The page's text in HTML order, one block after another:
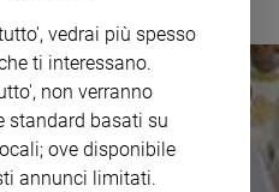
vedrai più spesso
ti interessano.
non verranno
standard basati su
ove disponibile
annunci limitati.